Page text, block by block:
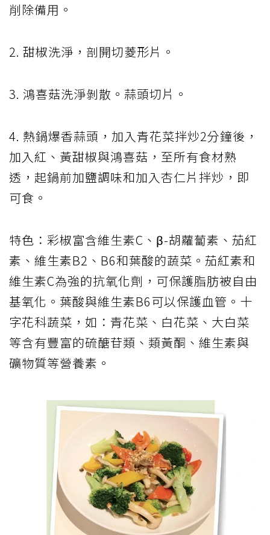
削除備用。
2. 甜椒洗淨，剖開切菱形片。
3. 鴻喜菇洗淨剝散。蒜頭切片。
4. 熱鍋爆香蒜頭，加入青花菜拌炒2分鐘後，
加入紅、黃甜椒與鴻喜菇，至所有食材熟
透，起鍋前加鹽調味和加入杏仁片拌炒，即
可食。
特色：彩椒富含維生素C、β-胡蘿蔔素、茄紅
素、維生素B2、B6和葉酸的蔬菜。茄紅素和
維生素C為強的抗氧化劑，可保護脂肪被自由
基氧化。葉酸與維生素B6可以保護血管。十
字花科蔬菜，如：青花菜、白花菜、大白菜
等含有豐富的硫醣苷類、類黃酮、維生素與
礦物質等營養素。